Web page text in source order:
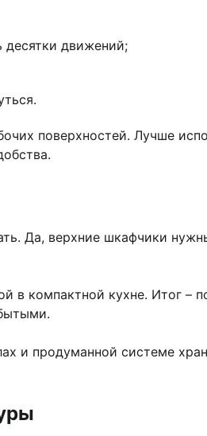
десятки движений;
поверхностей. Лучше
Да, верхние шкафчики
в компактной кухне. Итог –
и продуманной системе